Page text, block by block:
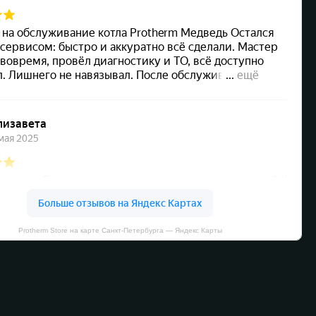
Protherm Store на карте Санкт‑Петербурга — Яндекс Карты